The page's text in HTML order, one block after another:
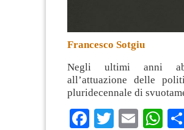
Francesco Sotgiu
Negli ultimi anni
all’attuazione delle
pluridecennale di
Facebook
Twitter
Email